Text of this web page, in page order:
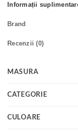
Informații
Brand
Recenzii (0)
MASURA
CATEGORIE
CULOARE